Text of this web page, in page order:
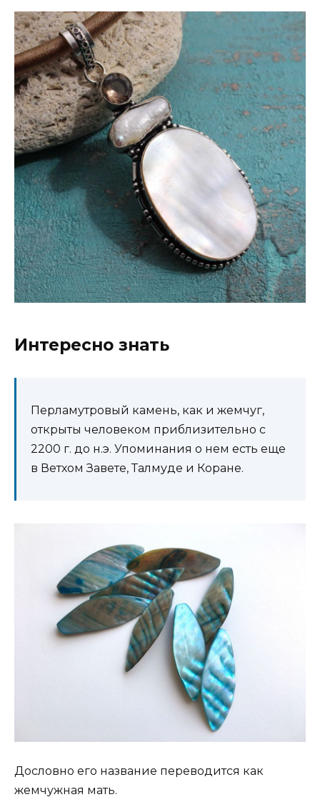
Интересно знать
Перламутровый камень, как и жемчуг,
открыты человеком приблизительно с
2200 г. до н.э. Упоминания о нем есть еще
в Ветхом Завете, Талмуде и Коране.
Дословно его название переводится как
жемчужная мать.